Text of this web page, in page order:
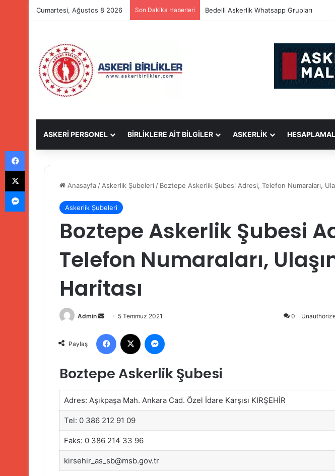
Cumartesi, Ağustos 8 2026 Son Dakika Haberleri Bedelli Askerlik Whatsapp Grupları
ASKERİ PERSONEL BİRLİKLERE AİT BİLGİLER ASKERLİK
Anasayfa / Askerlik Şubeleri / Boztepe Askerlik Şubesi Adresi, Telefon Numaraları,
Askerlik Şubeleri
Boztepe Askerlik Şubesi
Telefon Numaraları,
Haritası
Admin
Bir
posta
göndermek
5 Temmuz 2021 0
Paylaş
Facebook
Boztepe Askerlik Şubesi
Adres: Aşıkpaşa Mah. Ankara Cad. Özel İdare Karşısı KIRŞEHİR
Tel: 0 386 212 91 09
Faks: 0 386 214 33 96
kirsehir_as_sb@msb.gov.tr
Facebook
X
Messenger